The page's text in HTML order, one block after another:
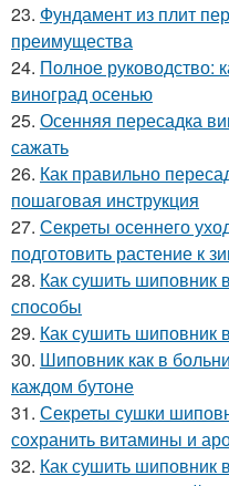
23. Фундамент из плит
преимущества
24. Полное руководство:
виноград осенью
25. Осенняя пересадка
сажать
26. Как правильно
пошаговая инструкция
27. Секреты осеннего
подготовить растение к
28. Как сушить шиповник
способы
29. Как сушить шиповник
30. Шиповник как в
каждом бутоне
31. Секреты сушки
сохранить витамины и
32. Как сушить шиповник